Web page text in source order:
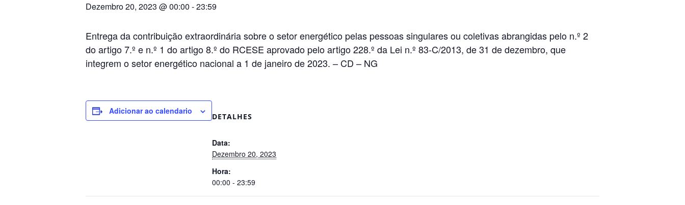
Dezembro 20, 2023 @ 00:00 -23:59
Entrega da contribuição extraordinária sobre o setor energético pelas pessoas singulares ou coletivas abrangidas pelo n.º 2
do artigo 7.º e n.º 1 do artigo 8.º do RCESE aprovado pelo artigo 228.º da Lei n.º 83-C/2013, de 31 de dezembro, que
integrem o setor energético nacional a 1 de janeiro de 2023. – CD – NG
Adicionar ao calendario
DETALHES
Data:
Dezembro 20, 2023
Hora:
00:00 - 23:59